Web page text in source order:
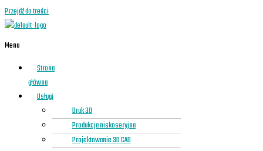
Przejdź do treści
Menu
Strona
główna
Usługi
Druk 3D
Produkcja niskoseryjna
Projektowanie 3D CAD